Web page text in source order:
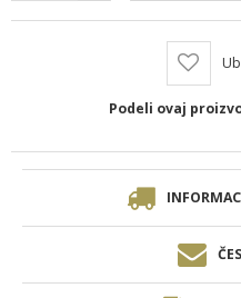
Podeli ovaj